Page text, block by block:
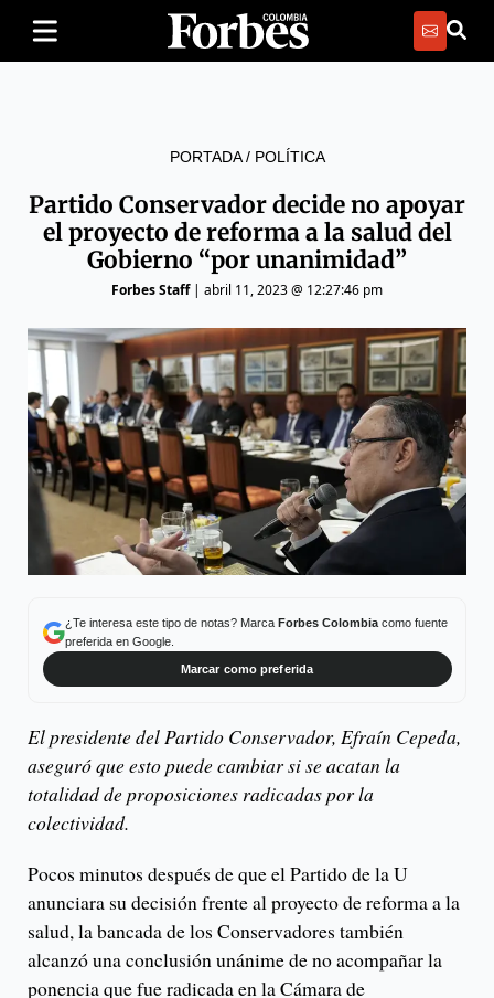
PORTADA/ POLÍTICA
Partido Conservador decide no apoyar
el proyecto de reforma a la salud del
Gobierno “por unanimidad”
Forbes Staff| abril 11, 2023 @ 12:27:46 pm
¿Te interesa este tipo de notas? Marca Forbes Colombiacomo fuente
preferida en Google.
Marcar como preferida
El presidente del Partido Conservador, Efraín Cepeda,
aseguró que esto puede cambiar si se acatan la
totalidad de proposiciones radicadas por la
colectividad.
Pocos minutos después de que el Partido de la U
anunciara su decisión frente al proyecto de reforma a la
salud, la bancada de los Conservadores también
alcanzó una conclusión unánime de no acompañar la
ponencia que fue radicada en la Cámara de